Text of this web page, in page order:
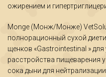
ожирением и
Monge (Монж/Монже)
полнорационный сухой
щенков «Gastrointestinal »
расстройства пищеварения
сока дыни для